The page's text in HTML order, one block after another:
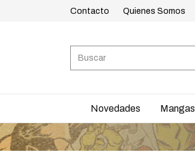
Contacto Quienes Somos
Novedades Mangas